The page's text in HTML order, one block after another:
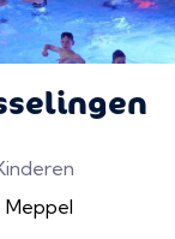
Meppel